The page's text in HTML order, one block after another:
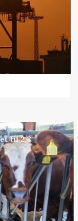
til 2,8